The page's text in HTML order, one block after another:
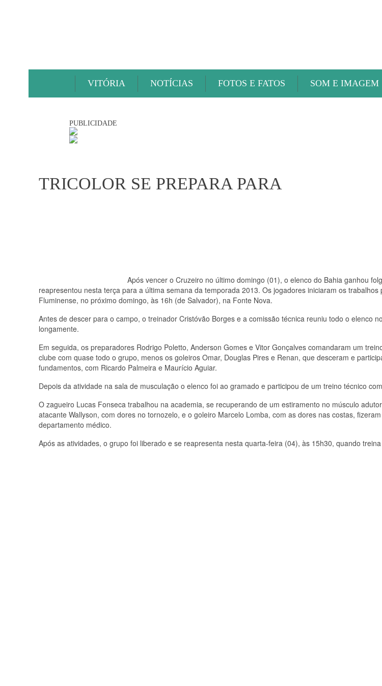
VITÓRIA NOTÍCIAS FOTOS E FATOS SOM E IMAGEM
PUBLICIDADE
TRICOLOR SE PREPARA PARA
Após vencer o Cruzeiro no último domingo (01), o elenco do Bahia ganhou
reapresentou nesta terça para a última semana da temporada 2013. Os jogadores iniciaram os trabalhos
Fluminense, no próximo domingo, às 16h (de Salvador), na Fonte Nova.
Antes de descer para o campo, o treinador Cristóvão Borges e a comissão técnica reuniu todo o elenco
longamente.
Em seguida, os preparadores Rodrigo Poletto, Anderson Gomes e Vitor Gonçalves comandaram um
clube com quase todo o grupo, menos os goleiros Omar, Douglas Pires e Renan, que desceram e
fundamentos, com Ricardo Palmeira e Maurício Aguiar.
Depois da atividade na sala de musculação o elenco foi ao gramado e participou de um treino técnico
O zagueiro Lucas Fonseca trabalhou na academia, se recuperando de um estiramento no músculo
atacante Wallyson, com dores no tornozelo, e o goleiro Marcelo Lomba, com as dores nas costas,
departamento médico.
Após as atividades, o grupo foi liberado e se reapresenta nesta quarta-feira (04), às 15h30, quando